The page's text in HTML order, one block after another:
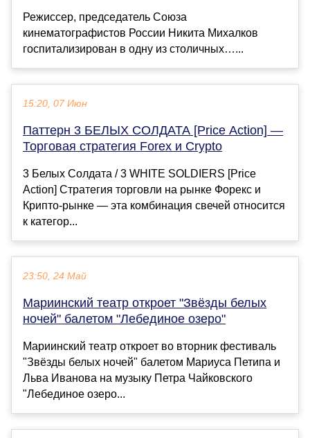
Режиссер, председатель Союза
кинематографистов России Никита Михалков
госпитализирован в одну из столичных…...
15:20, 07 Июн
Паттерн 3 БЕЛЫХ СОЛДАТА [Price Action] —
Торговая стратегия Forex и Crypto
3 Белых Солдата / 3 WHITE SOLDIERS [Price
Action] Стратегия торговли на рынке Форекс и
Крипто-рынке — эта комбинация свечей относится
к категор...
23:50, 24 Май
Мариинский театр откроет "Звёзды белых
ночей" балетом "Лебединое озеро"
Мариинский театр откроет во вторник фестиваль
"Звёзды белых ночей" балетом Мариуса Петипа и
Льва Иванова на музыку Петра Чайковского
"Лебединое озеро...